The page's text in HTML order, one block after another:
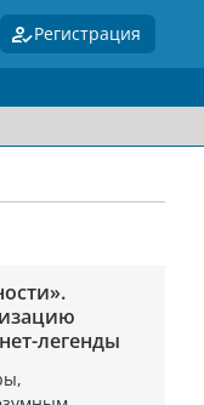
Регистрация
легенды